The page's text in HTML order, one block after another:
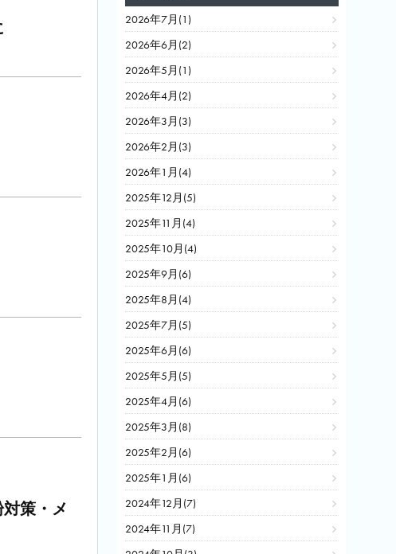
策・メ
2026年7月(1)
2026年6月(2)
2026年5月(1)
2026年4月(2)
2026年3月(3)
2026年2月(3)
2026年1月(4)
2025年12月(5)
2025年11月(4)
2025年10月(4)
2025年9月(6)
2025年8月(4)
2025年7月(5)
2025年6月(6)
2025年5月(5)
2025年4月(6)
2025年3月(8)
2025年2月(6)
2025年1月(6)
2024年12月(7)
2024年11月(7)